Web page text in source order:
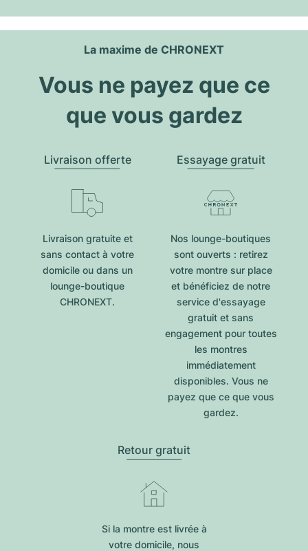
La maxime de CHRONEXT
Vous ne payez que ce
que vous gardez
Livraison offerte
Livraison gratuite et
sans contact à votre
domicile ou dans un
lounge-boutique
CHRONEXT.
Essayage gratuit
Nos lounge-boutiques
sont ouverts : retirez
votre montre sur place
et bénéficiez de notre
service d'essayage
gratuit et sans
engagement pour toutes
les montres
immédiatement
disponibles. Vous ne
payez que ce que vous
gardez.
Retour gratuit
Si la montre est livrée à
votre domicile, nous